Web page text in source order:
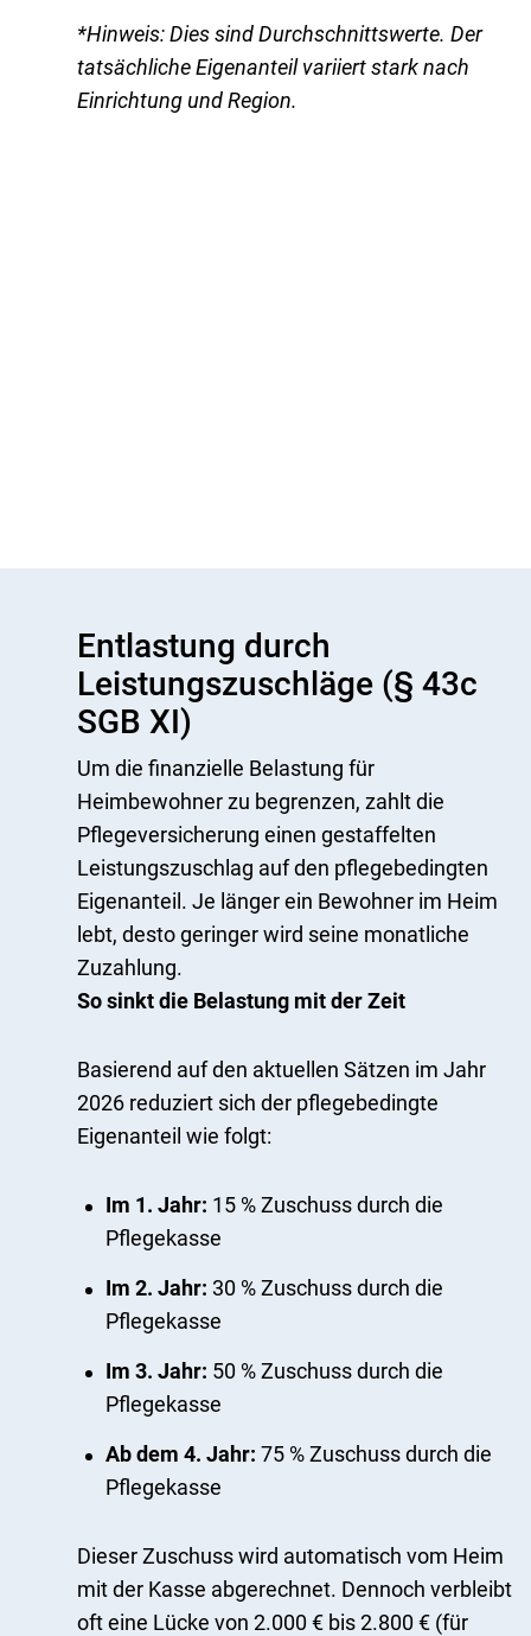
*Hinweis: Dies sind Durchschnittswerte. Der
tatsächliche Eigenanteil variiert stark nach
Einrichtung und Region.
Entlastung durch
Leistungszuschläge (§ 43c
SGB XI)
Um die finanzielle Belastung für
Heimbewohner zu begrenzen, zahlt die
Pflegeversicherung einen gestaffelten
Leistungszuschlag auf den pflegebedingten
Eigenanteil. Je länger ein Bewohner im Heim
lebt, desto geringer wird seine monatliche
Zuzahlung.
So sinkt die Belastung mit der Zeit
Basierend auf den aktuellen Sätzen im Jahr
2026 reduziert sich der pflegebedingte
Eigenanteil wie folgt:
Im 1. Jahr: 15 % Zuschuss durch die
Pflegekasse
Im 2. Jahr: 30 % Zuschuss durch die
Pflegekasse
Im 3. Jahr: 50 % Zuschuss durch die
Pflegekasse
Ab dem 4. Jahr: 75 % Zuschuss durch die
Pflegekasse
Dieser Zuschuss wird automatisch vom Heim
mit der Kasse abgerechnet. Dennoch verbleibt
oft eine Lücke von 2.000 € bis 2.800 € (für